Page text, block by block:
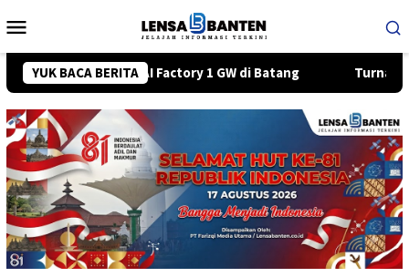
ke
Mobile
YUK BACA BERITA
Bangun AI Factory 1 GW di Batang Turnamen